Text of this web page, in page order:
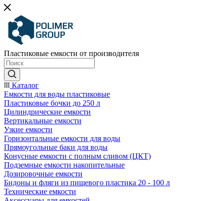
Пластиковые емкости от производителя
Каталог
Емкости для воды пластиковые
Пластиковые бочки до 250 л
Цилиндрические емкости
Вертикальные емкости
Узкие емкости
Горизонтальные емкости для воды
Прямоугольные баки для воды
Конусные емкости с полным сливом (ЦКТ)
Подземные емкости накопительные
Дозировочные емкости
Бидоны и фляги из пищевого пластика 20 - 100 л
Технические емкости